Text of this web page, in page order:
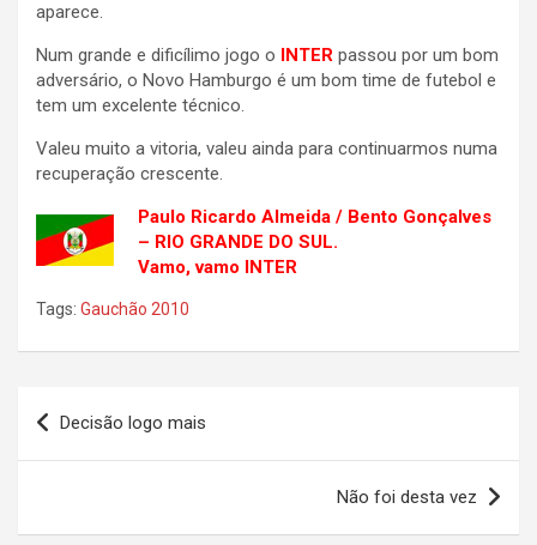
aparece.
Num grande e dificílimo jogo o INTER passou por um bom
adversário, o Novo Hamburgo é um bom time de futebol e
tem um excelente técnico.
Valeu muito a vitoria, valeu ainda para continuarmos numa
recuperação crescente.
Paulo Ricardo Almeida / Bento Gonçalves
– RIO GRANDE DO SUL.
Vamo, vamo INTER
Tags: Gauchão 2010
Navegação
de
Decisão logo mais
Não foi desta vez